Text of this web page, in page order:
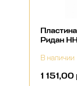
Ридан
В наличии
1